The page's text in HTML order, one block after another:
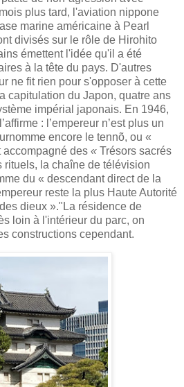
plus tard, l'aviation nippone
marine américaine à Pearl
divisés sur le rôle de Hirohito
émettent l'idée qu'il a été
à la tête du pays. D'autres
ne fit rien pour s'opposer à cette
capitulation du Japon, quatre ans
impérial japonais. En 1946,
: l’empereur n’est plus un
encore le tennõ, ou «
accompagné des « Trésors sacrés
rituels, la chaîne de télévision
du « descendant direct de la
reste la plus Haute Autorité
dieux »."La résidence de
loin à l'intérieur du parc, on
constructions cependant.